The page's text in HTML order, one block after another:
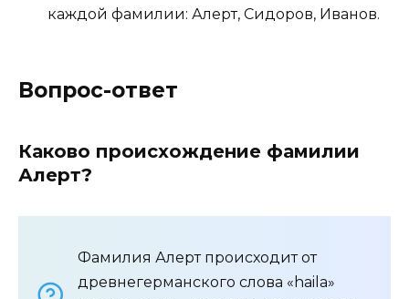
каждой фамилии: Алерт, Сидоров, Иванов.
Вопрос-ответ
Каково происхождение фамилии
Алерт?
Фамилия Алерт происходит от
древнегерманского слова «haila»